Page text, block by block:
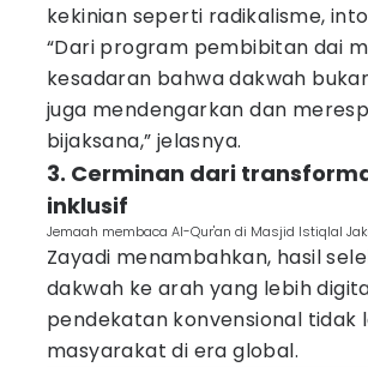
kekinian seperti radikalisme,
“Dari program pembibitan dai
kesadaran bahwa dakwah
juga mendengarkan dan
bijaksana,” jelasnya.
3. Cerminan dari
inklusif
Jemaah membaca Al-Qur'an di Masjid Istiqlal
Zayadi menambahkan, hasil
dakwah ke arah yang lebih
pendekatan konvensional tidak
masyarakat di era global.